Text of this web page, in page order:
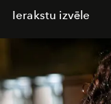
Ierakstu izvēle